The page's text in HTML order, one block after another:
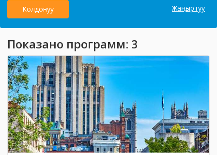
Колдонуу Жаңыртуу
Показано программ: 3